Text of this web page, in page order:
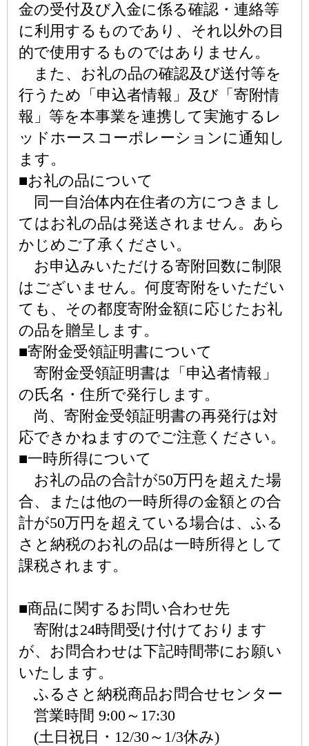
金の受付及び入金に係る確認・連絡等
に利用するものであり、それ以外の目
的で使用するものではありません。
また、お礼の品の確認及び送付等を
行うため「申込者情報」及び「寄附情
報」等を本事業を連携して実施するレ
ッドホースコーポレーションに通知し
ます。
■お礼の品について
同一自治体内在住者の方につきまし
てはお礼の品は発送されません。あら
かじめご了承ください。
お申込みいただける寄附回数に制限
はございません。何度寄附をいただい
ても、その都度寄附金額に応じたお礼
の品を贈呈します。
■寄附金受領証明書について
寄附金受領証明書は「申込者情報」
の氏名・住所で発行します。
尚、寄附金受領証明書の再発行は対
応できかねますのでご注意ください。
■一時所得について
お礼の品の合計が50万円を超えた場
合、または他の一時所得の金額との合
計が50万円を超えている場合は、ふる
さと納税のお礼の品は一時所得として
課税されます。
■商品に関するお問い合わせ先
寄附は24時間受け付けております
が、お問合わせは下記時間帯にお願い
いたします。
ふるさと納税商品お問合せセンター
営業時間 9:00～17:30
(土日祝日・12/30～1/3休み)